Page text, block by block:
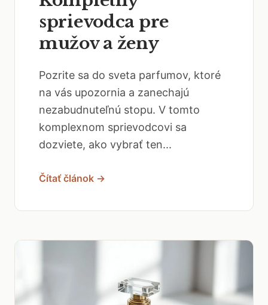
sprievodca pre
mužov a ženy
Pozrite sa do sveta parfumov, ktoré
na vás upozornia a zanechajú
nezabudnuteľnú stopu. V tomto
komplexnom sprievodcovi sa
dozviete, ako vybrať ten...
Čítať článok →